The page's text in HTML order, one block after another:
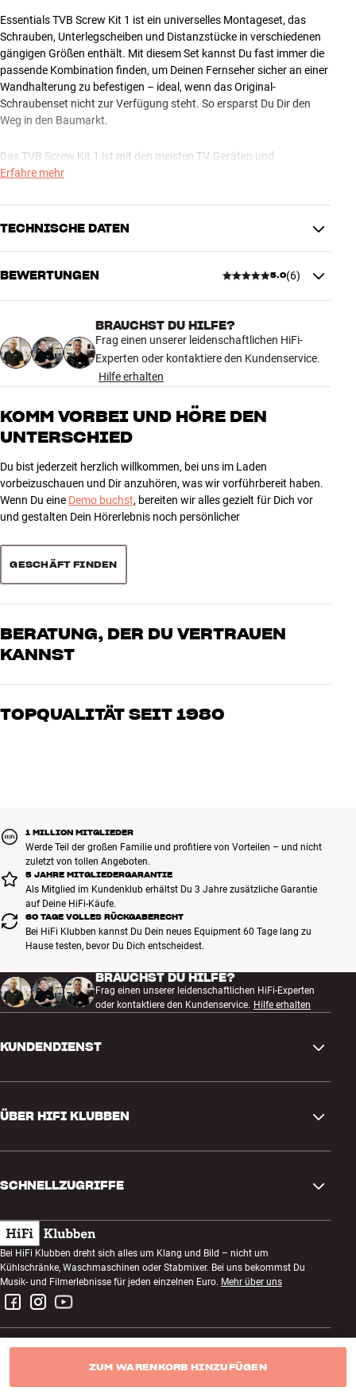
ZUM WARENKORB HINZUFÜGEN
Essentials TVB Screw Kit 1 ist ein universelles Montageset, das
Schrauben, Unterlegscheiben und Distanzstücke in verschiedenen
gängigen Größen enthält. Mit diesem Set kannst Du fast immer die
passende Kombination finden, um Deinen Fernseher sicher an einer
Wandhalterung zu befestigen – ideal, wenn das Original-
Schraubenset nicht zur Verfügung steht. So ersparst Du Dir den
Weg in den Baumarkt.
Das TVB Screw Kit 1 ist mit den meisten TV-Geräten und
Halterungen auf dem Markt kompatibel. Für absolute Sicherheit
Bedienungsanleitung oder auf der Herstellerwebsite nachlesen.
Alternativ hilft Dir auch HiFi Klubben gerne weiter.
M8x20 (x4), M8x35 (x4), M8x50 (x4)
Distanzstücke: 5 mm (x8), 15 mm (x4)
Mehr von Essentials
Erfahre mehr
TECHNISCHE DATEN
MASSE UND DESIGN
Farbe
Schwarz
Gewicht (kg)
0,32
Gewicht der Verpackung (kg)
0,36
Maße (Verpackung)
4,1 x 9,5 x 15,5 cm (breite x höhe
ALLGEMEINE MERKMALE
Set mit Schrauben, Unterlegscheiben und Distanzstücken in
Zur Befestigung von TVs an TV-Halterungen
Schrauben: M4x12 (x4), M4x20 (x4), M5x12 (x4), M5x20 (x4),
M5x30 (x4), M6x12 (x4), M6x20 (x4), M6x35 (x4), M8x12 (x4),
M8x20 (x4), M8x35 (x4), M8x50 (x4)
Distanzstücke: 5 mm (x8), 15 mm (x4)
Unterlegscheiben: M4/M5 (x4), M6/M8 (x4)
BEWERTUNGEN 5.0(6)
5.0
6 anzeigen
5
3 0
2
BRAUCHST DU HILFE?
Frag einen unserer leidenschaftlichen HiFi-
Experten oder kontaktiere den Kundenservice.
Hilfe erhalten
KOMM VORBEI UND HÖRE DEN
UNTERSCHIED
Du bist jederzeit herzlich willkommen, bei uns im Laden
vorbeizuschauen und Dir anzuhören, was wir vorführbereit haben.
Wenn Du eine Demo buchst, bereiten wir alles gezielt für Dich vor
und gestalten Dein Hörerlebnis noch persönlicher
GESCHÄFT FINDEN
BERATUNG, DER DU VERTRAUEN
KANNST
Unsere Mitarbeiter sind echte Enthusiasten, die unsere Produkte
oder Heimkino. Erzähle uns, wovon Du träumst, und wir finden
TOPQUALITÄT SEIT 1980
1 MILLION MITGLIEDER
Werde Teil der großen Familie und profitiere von Vorteilen – und nicht
zuletzt von tollen Angeboten.
5 JAHRE MITGLIEDERGARANTIE
Als Mitglied im Kundenklub erhältst Du 3 Jahre zusätzliche Garantie
auf Deine HiFi-Käufe.
60 TAGE VOLLES RÜCKGABERECHT
Bei HiFi Klubben kannst Du Dein neues Equipment 60 Tage lang zu
Hause testen, bevor Du Dich entscheidest.
BRAUCHST DU HILFE?
Frag einen unserer leidenschaftlichen HiFi-Experten
oder kontaktiere den Kundenservice. Hilfe erhalten
KUNDENDIENST
Rückgabe und Reklamation
Bestellung widerrufen
AGB
Datenschutzerklärung
Impressum
ÜBER HIFI KLUBBEN
Kundenklub
Abend zum Zuhören
Wettbewerbe
Jobs bei HiFi Klubben
SCHNELLZUGRIFFE
Geschenkkarte
Bauen mit Klang
Montage und Installation
Rückgabe von Elektroschrott
Bei HiFi Klubben dreht sich alles um Klang und Bild – nicht um
Kühlschränke, Waschmaschinen oder Stabmixer. Bei uns bekommst Du
Musik- und Filmerlebnisse für jeden einzelnen Euro. Mehr über uns